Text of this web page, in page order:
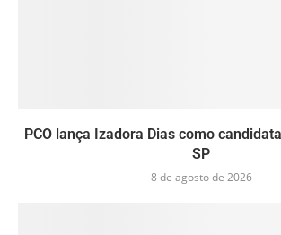
PCO lança Izadora Dias como
SP
8 de agosto de 2026